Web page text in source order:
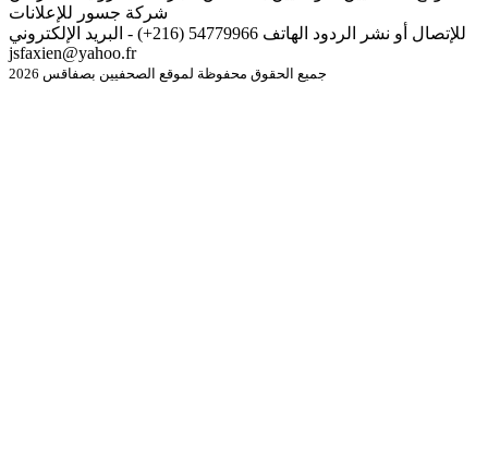
شركة جسور للإعلانات
للإتصال أو نشر الردود الهاتف 54779966 (216+) - البريد الإلكتروني
jsfaxien@yahoo.fr
جميع الحقوق محفوظة لموقع الصحفيين بصفاقس 2026